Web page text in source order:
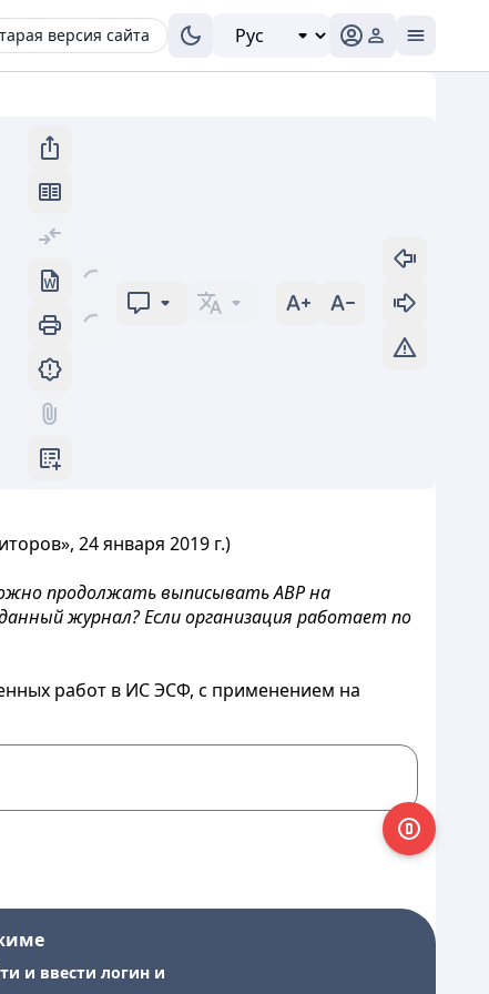
версия сайта
24 января 2019 г.)
продолжать выписывать АВР на
журнал? Если организация работает по
работ в ИС ЭСФ, с применением на
и ввести логин и